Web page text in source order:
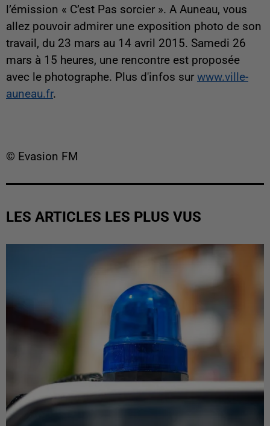
l’émission « C’est Pas sorcier ». A Auneau, vous
allez pouvoir admirer une exposition photo de son
travail, du 23 mars au 14 avril 2015. Samedi 26
mars à 15 heures, une rencontre est proposée
avec le photographe. Plus d'infos sur www.ville-
auneau.fr.
© Evasion FM
LES ARTICLES LES PLUS VUS